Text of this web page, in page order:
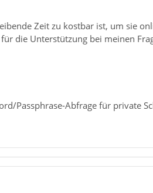
Zeit zu kostbar ist, um sie
die Unterstützung bei meinen
Passphrase-Abfrage für private